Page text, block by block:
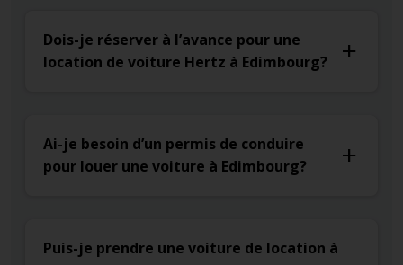
Dois-je réserver à l’avance pour une
location de voiture Hertz à Edimbourg?
Ai-je besoin d’un permis de conduire
pour louer une voiture à Edimbourg?
Puis-je prendre une voiture de location à